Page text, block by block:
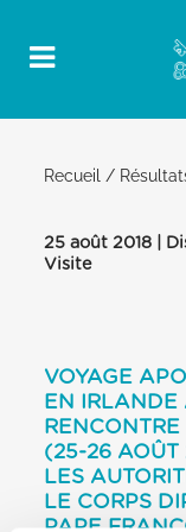
Recueil /
25 août 2018 |
Visite
VOYAGE
EN IRLANDE
(25-26 AOÛT
LES
LE CORPS
PAPE